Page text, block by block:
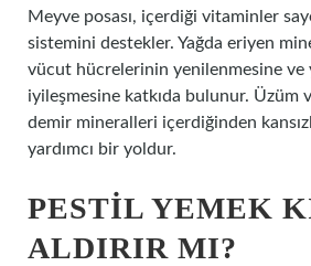
Meyve posası, içerdiği vitaminler
sistemini destekler. Yağda eriyen
vücut hücrelerinin yenilenmesine ve
iyileşmesine katkıda bulunur. Üzüm
demir mineralleri içerdiğinden
yardımcı bir yoldur.
PESTIL YEMEK
ALDIRIR MI?